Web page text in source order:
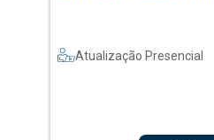
Atualização Presencial